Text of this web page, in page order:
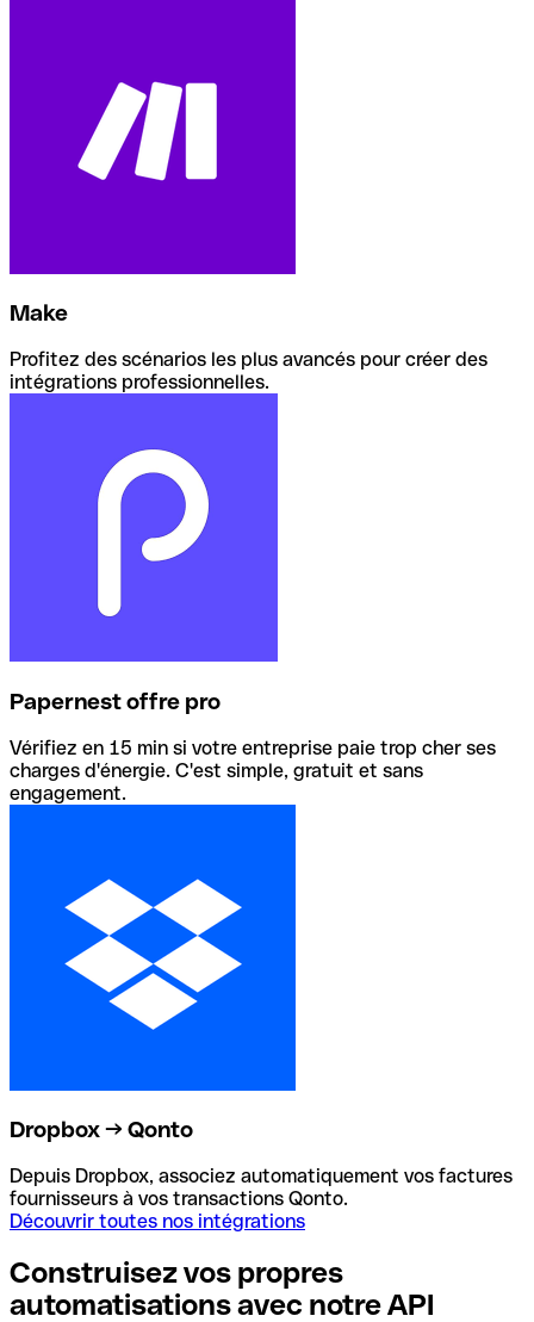
Make
Profitez des scénarios les plus avancés pour créer des
intégrations professionnelles.
Papernest offre pro
Vérifiez en 15 min si votre entreprise paie trop cher ses
charges d'énergie. C'est simple, gratuit et sans
engagement.
Dropbox → Qonto
Depuis Dropbox, associez automatiquement vos factures
fournisseurs à vos transactions Qonto.
Découvrir toutes nos intégrations
Construisez vos propres
automatisations avec notre API